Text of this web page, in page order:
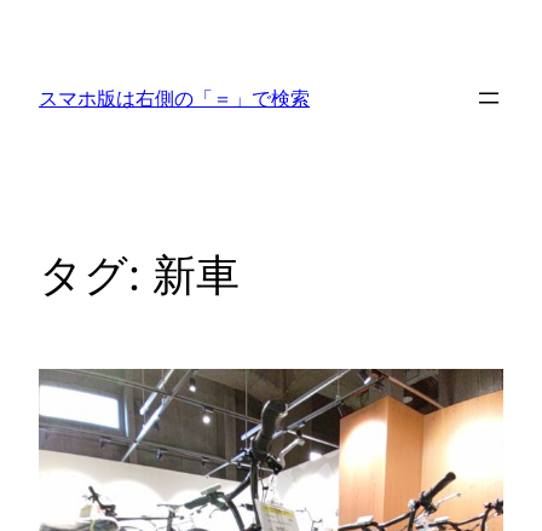
スマホ版は右側の「＝」で検索
タグ: 新車